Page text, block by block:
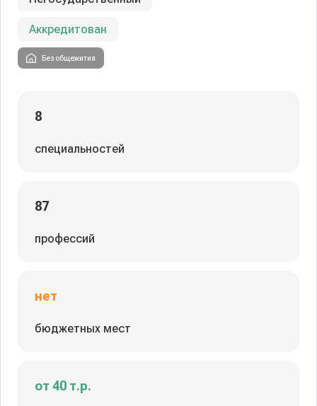
Аккредитован
Без общежития
8
специальностей
87
профессий
нет
бюджетных мест
от 40 т.р.